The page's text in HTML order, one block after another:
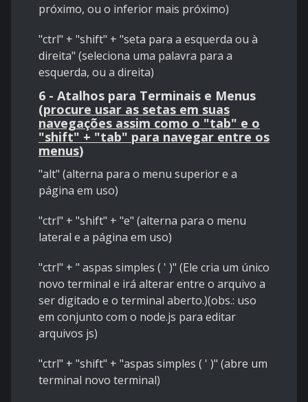
próximo, ou o inferior mais próximo)
"ctrl" + "shift" + "seta para a esquerda ou à
direita" (seleciona uma palavra para a
esquerda, ou a direita)
6 - Atalhos para Terminais e Menus
(procure usar as setas em suas
navegações assim como o "tab" e o
"shift" + "tab" para navegar entre os
menus)
"alt" (alterna para o menu superior e a
página em uso)
"ctrl" + "shift" + "e" (alterna para o menu
lateral e a página em uso)
"ctrl" + " aspas simples ( ' )" (Ele cria um único
novo terminal e irá alterar entre o arquivo a
ser digitado e o terminal aberto.)(obs.: uso
em conjunto com o node.js para editar
arquivos js)
"ctrl" + "shift" + "aspas simples ( ' )" (abre um
terminal novo terminal)